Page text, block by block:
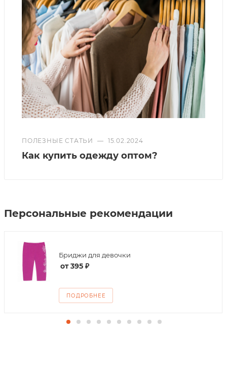
ПОЛЕЗНЫЕ СТАТЬИ — 15.02.2024
Как купить одежду оптом?
Персональные рекомендации
Бриджи для девочки
от395 ₽
ПОДРОБНЕЕ